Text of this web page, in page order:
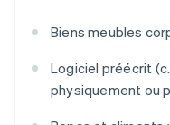
Biens meubles
Logiciel préécrit
physiquement ou